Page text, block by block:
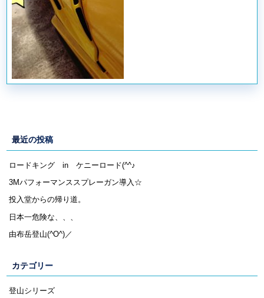
最近の投稿
ロードキング in ケニーロード(^^♪
3Mパフォーマンススプレーガン導入☆
投入堂からの帰り道。
日本一危険な、、、
由布岳登山(^O^)／
カテゴリー
登山シリーズ